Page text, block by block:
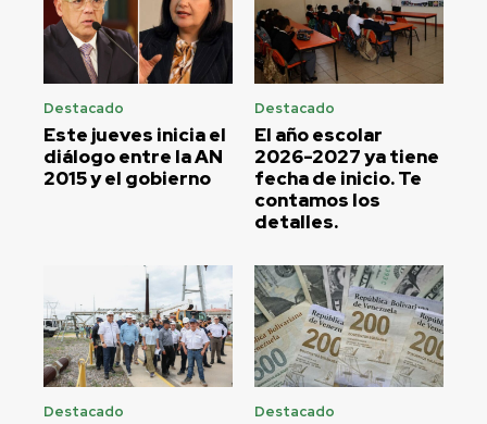
Destacado
Este jueves inicia el
diálogo entre la AN
2015 y el gobierno
Destacado
El año escolar
2026-2027 ya tiene
fecha de inicio. Te
contamos los
detalles.
Destacado Destacado